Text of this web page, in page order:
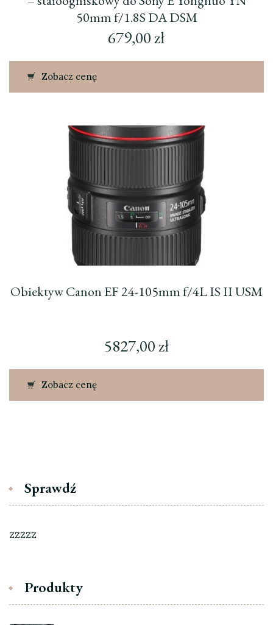
50mm f/1.8S DA DSM
679,00zł
Zobacz cenę
Obiektyw Canon EF 24-105mm f/4L IS II USM
5827,00zł
Zobacz cenę
Sprawdź
zzzzz
Produkty